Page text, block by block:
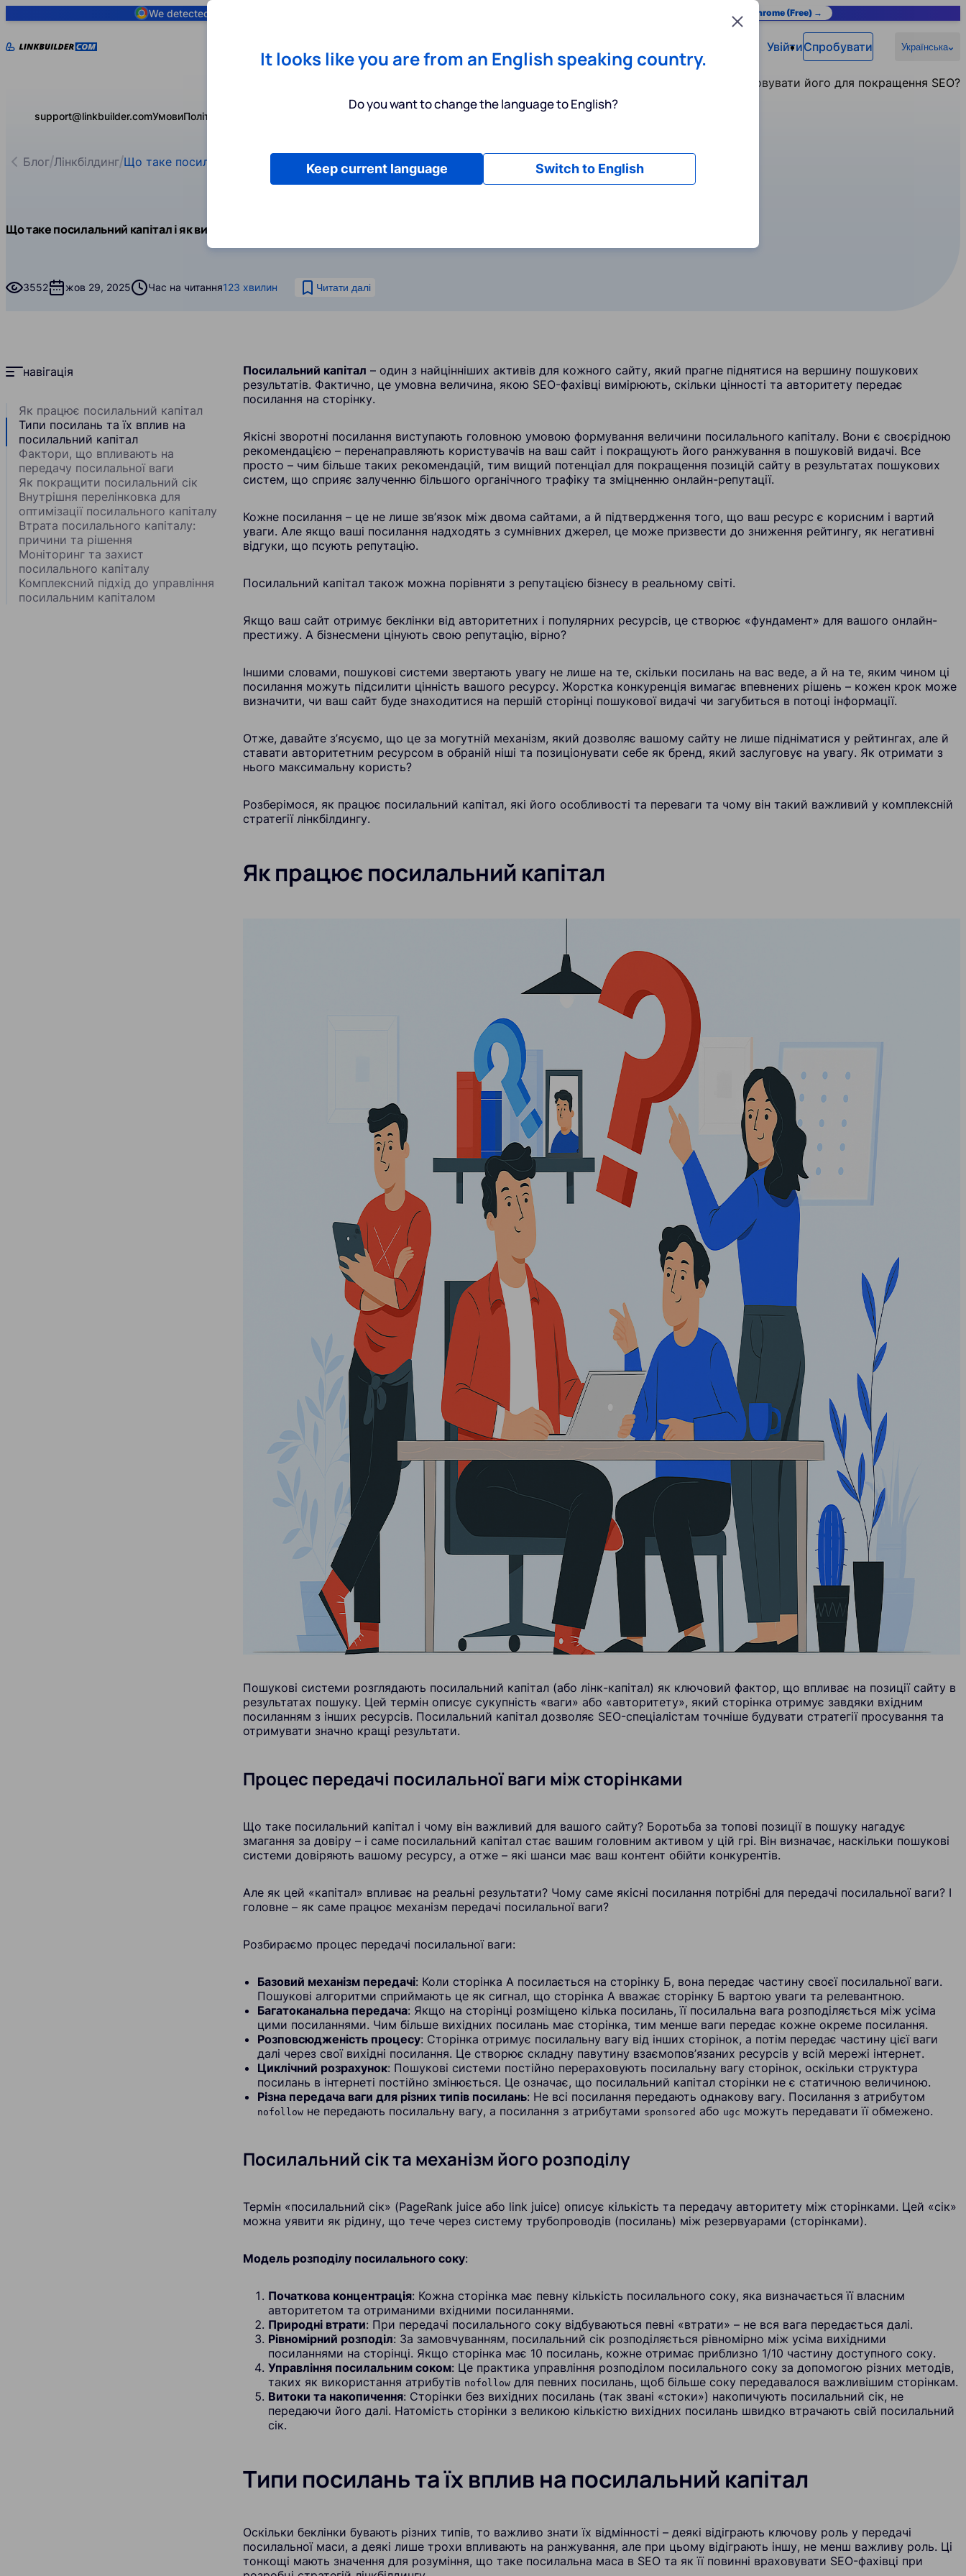
We detected you are using Add to Chrome (Free) →
УвійтиСпробувати Українська
support@linkbuilder.comУмовиПолітика конфіденційності
Блог Лінкбілдинг Що таке посилальний капітал і як використовувати його для покращення SEO?
Що таке посилальний капітал і як використовувати його для покращення SEO?
3552 жов 29, 2025 Час на читання123 хвилин Читати далі
навігація
Як працює посилальний капітал
Типи посилань та їх вплив на
посилальний капітал
Фактори, що впливають на
передачу посилальної ваги
Як покращити посилальний сік
Внутрішня перелінковка для
оптимізації посилального капіталу
Втрата посилального капіталу:
причини та рішення
Моніторинг та захист
посилального капіталу
Комплексний підхід до управління
посилальним капіталом
Посилальний капітал – один з найцінніших активів для кожного сайту, який прагне піднятися на вершину пошукових
результатів. Фактично, це умовна величина, якою SEO-фахівці вимірюють, скільки цінності та авторитету передає
посилання на сторінку.
Якісні зворотні посилання виступають головною умовою формування величини посилального капіталу. Вони є своєрідною
рекомендацією – перенаправляють користувачів на ваш сайт і покращують його ранжування в пошуковій видачі. Все
просто – чим більше таких рекомендацій, тим вищий потенціал для покращення позицій сайту в результатах пошукових
систем, що сприяє залученню більшого органічного трафіку та зміцненню онлайн-репутації.
Кожне посилання – це не лише зв’язок між двома сайтами, а й підтвердження того, що ваш ресурс є корисним і вартий
уваги. Але якщо ваші посилання надходять з сумнівних джерел, це може призвести до зниження рейтингу, як негативні
відгуки, що псують репутацію.
Посилальний капітал також можна порівняти з репутацією бізнесу в реальному світі.
Якщо ваш сайт отримує беклінки від авторитетних і популярних ресурсів, це створює «фундамент» для вашого онлайн-
престижу. А бізнесмени цінують свою репутацію, вірно?
Іншими словами, пошукові системи звертають увагу не лише на те, скільки посилань на вас веде, а й на те, яким чином ці
посилання можуть підсилити цінність вашого ресурсу. Жорстка конкуренція вимагає впевнених рішень – кожен крок може
визначити, чи ваш сайт буде знаходитися на першій сторінці пошукової видачі чи загубиться в потоці інформації.
Отже, давайте з’ясуємо, що це за могутній механізм, який дозволяє вашому сайту не лише підніматися у рейтингах, але й
ставати авторитетним ресурсом в обраній ніші та позиціонувати себе як бренд, який заслуговує на увагу. Як отримати з
нього максимальну користь?
Розберімося, як працює посилальний капітал, які його особливості та переваги та чому він такий важливий у комплексній
стратегії лінкбілдингу.
Як працює посилальний капітал
Пошукові системи розглядають посилальний капітал (або лінк-капітал) як ключовий фактор, що впливає на позиції сайту в
результатах пошуку. Цей термін описує сукупність «ваги» або «авторитету», який сторінка отримує завдяки вхідним
посиланням з інших ресурсів. Посилальний капітал дозволяє SEO-спеціалістам точніше будувати стратегії просування та
отримувати значно кращі результати.
Процес передачі посилальної ваги між сторінками
Що таке посилальний капітал і чому він важливий для вашого сайту? Боротьба за топові позиції в пошуку нагадує
змагання за довіру – і саме посилальний капітал стає вашим головним активом у цій грі. Він визначає, наскільки пошукові
системи довіряють вашому ресурсу, а отже – які шанси має ваш контент обійти конкурентів.
Але як цей «капітал» впливає на реальні результати? Чому саме якісні посилання потрібні для передачі посилальної ваги? І
головне – як саме працює механізм передачі посилальної ваги?
Розбираємо процес передачі посилальної ваги:
Базовий механізм передачі: Коли сторінка А посилається на сторінку Б, вона передає частину своєї посилальної ваги.
Пошукові алгоритми сприймають це як сигнал, що сторінка А вважає сторінку Б вартою уваги та релевантною.
Багатоканальна передача: Якщо на сторінці розміщено кілька посилань, її посилальна вага розподіляється між усіма
цими посиланнями. Чим більше вихідних посилань має сторінка, тим менше ваги передає кожне окреме посилання.
Розповсюдженість процесу: Сторінка отримує посилальну вагу від інших сторінок, а потім передає частину цієї ваги
далі через свої вихідні посилання. Це створює складну павутину взаємопов’язаних ресурсів у всій мережі інтернет.
Циклічний розрахунок: Пошукові системи постійно перераховують посилальну вагу сторінок, оскільки структура
посилань в інтернеті постійно змінюється. Це означає, що посилальний капітал сторінки не є статичною величиною.
Різна передача ваги для різних типів посилань: Не всі посилання передають однакову вагу. Посилання з атрибутом
nofollow не передають посилальну вагу, а посилання з атрибутами sponsored або ugc можуть передавати її обмежено.
Посилальний сік та механізм його розподілу
Термін «посилальний сік» (PageRank juice або link juice) описує кількість та передачу авторитету між сторінками. Цей «сік»
можна уявити як рідину, що тече через систему трубопроводів (посилань) між резервуарами (сторінками).
Модель розподілу посилального соку:
Початкова концентрація: Кожна сторінка має певну кількість посилального соку, яка визначається її власним
авторитетом та отриманими вхідними посиланнями.
Природні втрати: При передачі посилального соку відбуваються певні «втрати» – не вся вага передається далі.
Рівномірний розподіл: За замовчуванням, посилальний сік розподіляється рівномірно між усіма вихідними
посиланнями на сторінці. Якщо сторінка має 10 посилань, кожне отримає приблизно 1/10 частину доступного соку.
Управління посилальним соком: Це практика управління розподілом посилального соку за допомогою різних методів,
таких як використання атрибутів nofollow для певних посилань, щоб більше соку передавалося важливішим сторінкам.
Витоки та накопичення: Сторінки без вихідних посилань (так звані «стоки») накопичують посилальний сік, не
передаючи його далі. Натомість сторінки з великою кількістю вихідних посилань швидко втрачають свій посилальний
сік.
Типи посилань та їх вплив на посилальний капітал
Оскільки беклінки бувають різних типів, то важливо знати їх відмінності – деякі відіграють ключову роль у передачі
посилальної маси, а деякі лише трохи впливають на ранжування, але при цьому відіграють іншу, не менш важливу роль. Ці
тонкощі мають значення для розуміння, що таке посилальна маса в SEO та як її повинні враховувати SEO-фахівці при
Close
It looks like you are from an English speaking country.
Do you want to change the language to English?
Switch to English
Keep current language